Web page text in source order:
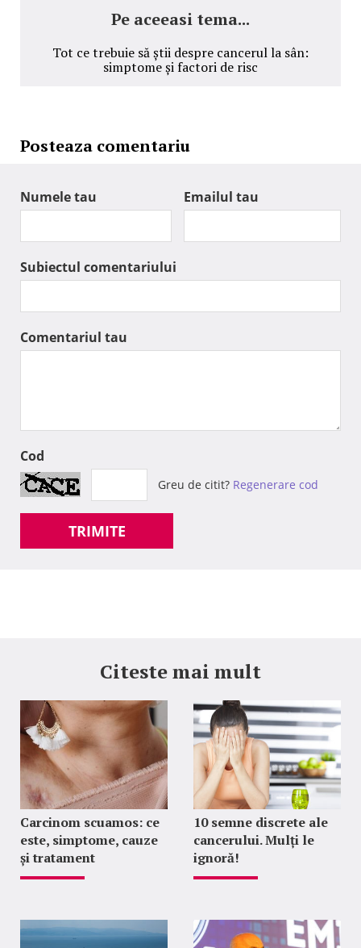
Pe aceeasi tema...
Tot ce trebuie să știi despre cancerul la sân:
simptome și factori de risc
Posteaza comentariu
Numele tau Emailul tau
Subiectul comentariului
Comentariul tau
Cod
Greu de citit? Regenerare cod
TRIMITE
Citeste mai mult
Carcinom scuamos: ce
este, simptome, cauze
și tratament
10 semne discrete ale
cancerului. Mulți le
ignoră!